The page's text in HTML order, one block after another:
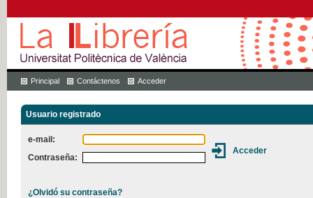
Principal Contáctenos Acceder
Usuario registrado
e-mail:
Contraseña:
¿Olvidó su contraseña?